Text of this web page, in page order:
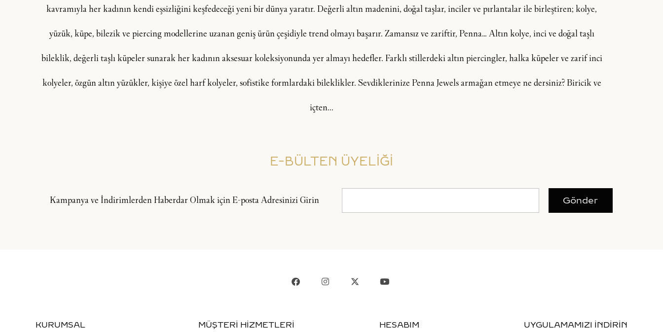
kavramıyla her kadının kendi eşsizliğini keşfedeceği yeni bir dünya yaratır. Değerli altın madenini, doğal taşlar, inciler ve pırlantalar ile birleştiren; kolye,
yüzük, küpe, bilezik ve piercing modellerine uzanan geniş ürün çeşidiyle trend olmayı başarır. Zamansız ve zariftir, Penna… Altın kolye, inci ve doğal taşlı
bileklik, değerli taşlı küpeler sunarak her kadının aksesuar koleksiyonunda yer almayı hedefler. Farklı stillerdeki altın piercingler, halka küpeler ve zarif inci
kolyeler, özgün altın yüzükler, kişiye özel harf kolyeler, sofistike formlardaki bileklikler. Sevdiklerinize Penna Jewels armağan etmeye ne dersiniz? Biricik ve
içten...
E-BÜLTEN ÜYELİĞİ
Kampanya ve İndirimlerden Haberdar Olmak için E-posta Adresinizi Girin Gönder
KURUMSAL MÜŞTERİ HİZMETLERİ HESABIM UYGULAMAMIZI İNDİRİN